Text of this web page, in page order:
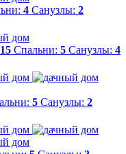
4 Санузлы: 2
Спальни: 5 Санузлы: 4
5 Санузлы: 2